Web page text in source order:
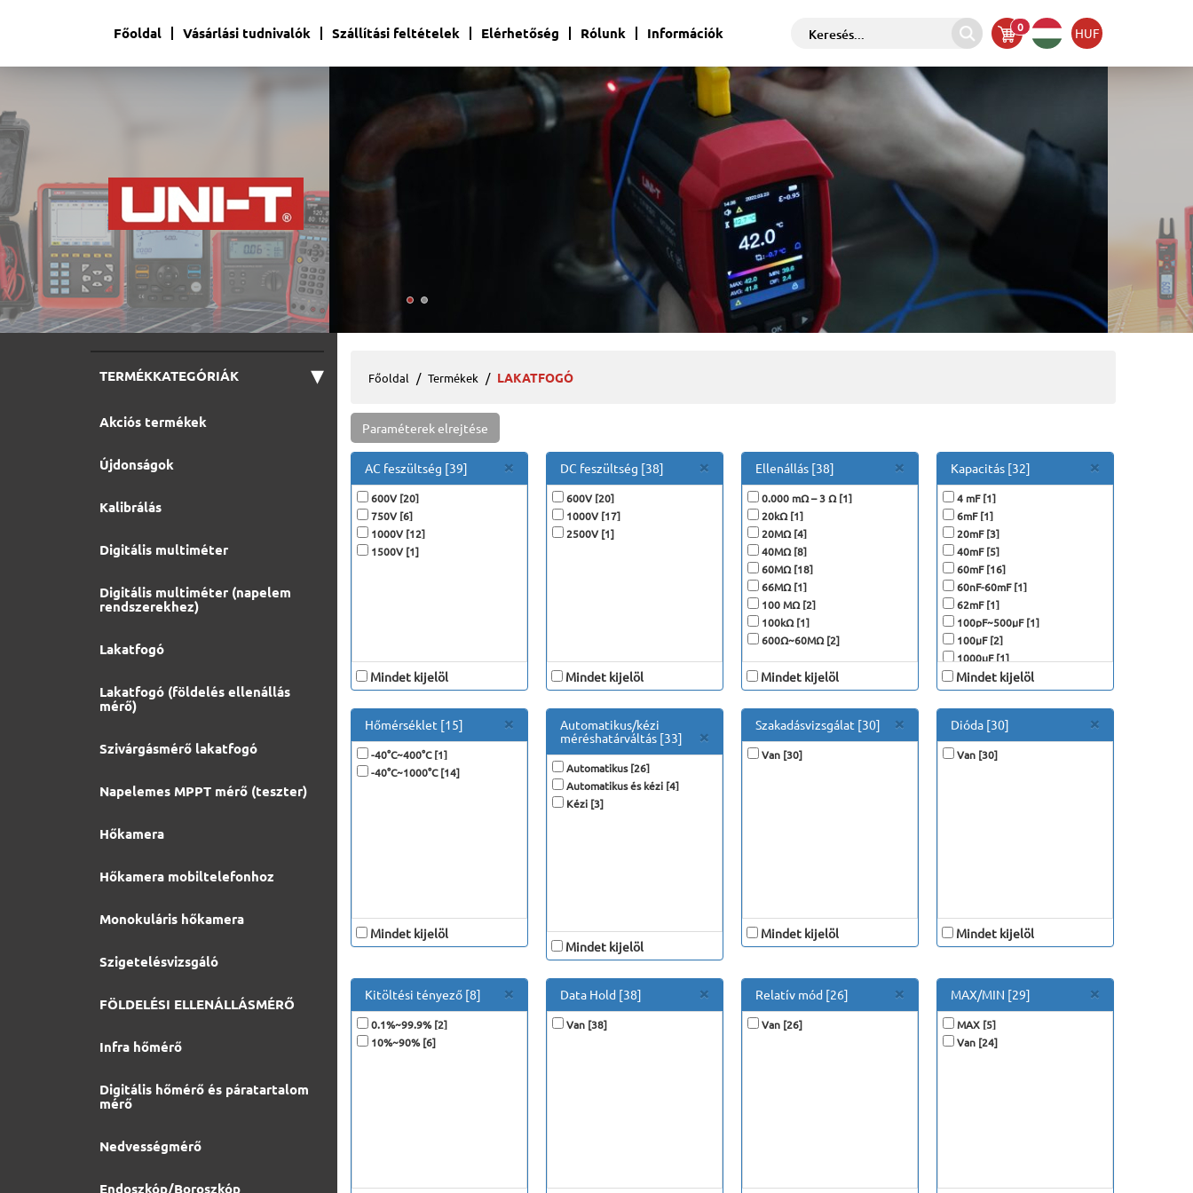
Főoldal Vásárlási tudnivalók Szállítási feltételek Elérhetőség Rólunk Információk HUF
0
TERMÉKKATEGÓRIÁK ▾
Akciós termékek
Újdonságok
Kalibrálás
Digitális multiméter
Digitális multiméter (napelem
rendszerekhez)
Lakatfogó
Lakatfogó (földelés ellenállás
mérő)
Szivárgásmérő lakatfogó
Napelemes MPPT mérő (teszter)
Hőkamera
Hőkamera mobiltelefonhoz
Monokuláris hőkamera
Szigetelésvizsgáló
FÖLDELÉSI ELLENÁLLÁSMÉRŐ
Infra hőmérő
Digitális hőmérő és páratartalom
mérő
Nedvességmérő
Endoszkóp/Boroszkóp
Főoldal Termékek LAKATFOGÓ
Paraméterek elrejtése
AC feszültség [39] ×Close
600V [20]
750V [6]
1000V [12]
1500V [1]
Mindet kijelöl
DC feszültség [38] ×Close
600V [20]
1000V [17]
2500V [1]
Mindet kijelöl
Ellenállás [38] ×Close
0.000 mΩ – 3 Ω [1]
20kΩ [1]
20MΩ [4]
40MΩ [8]
60MΩ [18]
66MΩ [1]
100 MΩ [2]
100kΩ [1]
600Ω~60MΩ [2]
Mindet kijelöl
Kapacitás [32] ×Close
4 mF [1]
6mF [1]
20mF [3]
40mF [5]
60mF [16]
60nF-60mF [1]
62mF [1]
100pF~500μF [1]
100μF [2]
1000μF [1]
Mindet kijelöl
Hőmérséklet [15] ×Close
-40°C~400°C [1]
-40°C~1000°C [14]
Mindet kijelöl
Automatikus/kézi
méréshatárváltás [33]
×Close
Automatikus [26]
Automatikus és kézi [4]
Kézi [3]
Mindet kijelöl
Szakadásvizsgálat [30] ×Close
Van [30]
Mindet kijelöl
Dióda [30] ×Close
Van [30]
Mindet kijelöl
Kitöltési tényező [8] ×Close
0.1%~99.9% [2]
10%~90% [6]
Data Hold [38] ×Close
Van [38]
Relatív mód [26] ×Close
Van [26]
MAX/MIN [29] ×Close
MAX [5]
Van [24]